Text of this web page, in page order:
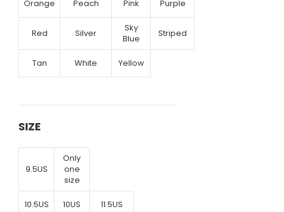
Orange Peach Pink Purple
Red Silver
Sky
Blue
Striped
Tan White Yellow
SIZE
9.5US
Only
one
size
10.5US 10US 11.5US